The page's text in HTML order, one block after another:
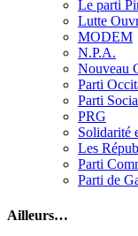
Le parti
Lutte
MODEM
N.P.A.
Nouveau
Parti
Parti
PRG
Solidarité
Les
Parti
Parti de
Ailleurs…